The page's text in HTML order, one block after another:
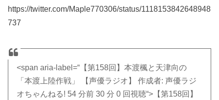
https://twitter.com/Maple770306/status/1118153842648948
737
<span aria-label=“【第158回】本渡楓と天津向の
「本渡上陸作戦」 【声優ラジオ】 作成者: 声優ラジ
オちゃんねる! 54 分前 30 分 0 回視聴“>【第158回】